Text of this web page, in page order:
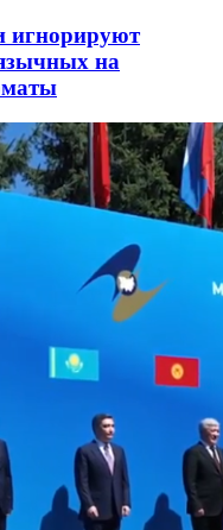
игнорируют
на